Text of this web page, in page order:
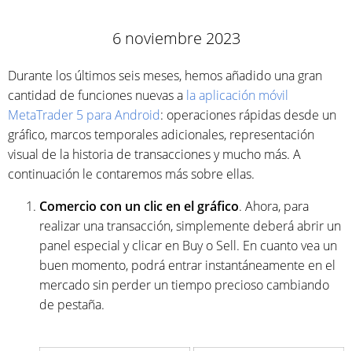
6 noviembre 2023
Durante los últimos seis meses, hemos añadido una gran
cantidad de funciones nuevas a la aplicación móvil
MetaTrader 5 para Android: operaciones rápidas desde un
gráfico, marcos temporales adicionales, representación
visual de la historia de transacciones y mucho más. A
continuación le contaremos más sobre ellas.
Comercio con un clic en el gráfico. Ahora, para
realizar una transacción, simplemente deberá abrir un
panel especial y clicar en Buy o Sell. En cuanto vea un
buen momento, podrá entrar instantáneamente en el
mercado sin perder un tiempo precioso cambiando
de pestaña.